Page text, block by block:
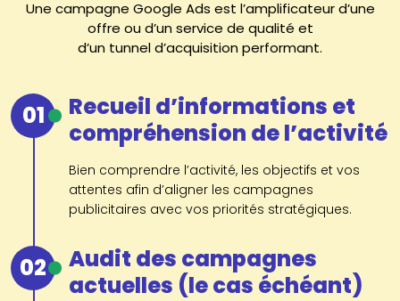
Une campagne Google Ads est l’amplificateur d’une
offre ou d’un service de qualité et
d’un tunnel d’acquisition performant.
01
Recueil d’informations et
compréhension de l’activité
Bien comprendre l’activité, les objectifs et vos
attentes afin d’aligner les campagnes
publicitaires avec vos priorités stratégiques.
02
Audit des campagnes
actuelles (le cas échéant)